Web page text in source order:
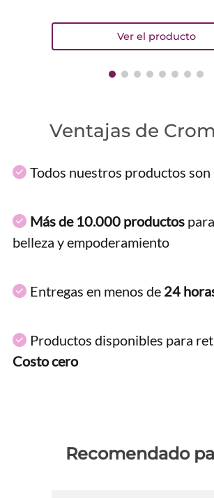
Ventajas de
Todos nuestros productos son
Más de 10.000 productos
belleza y empoderamiento
Entregas en menos de 24
Productos disponibles para
Costo cero
Recomendado